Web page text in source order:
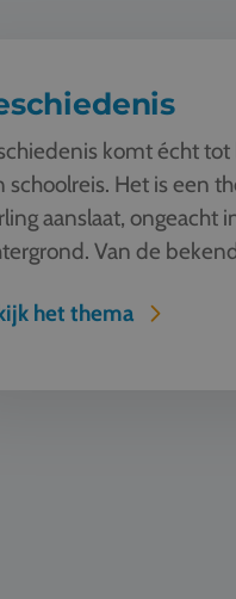
komt écht
schoolreis. Het is een
aanslaat, ongeacht
Van de
het thema